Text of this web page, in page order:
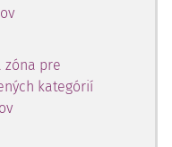
zóna pre
kategórií